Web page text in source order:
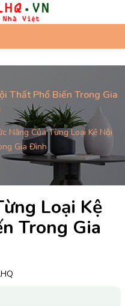
Thất Phổ Biến Trong Gia
Năng Của Từng Loại Kệ Nội
Gia Đình
Loại Kệ
Trong Gia